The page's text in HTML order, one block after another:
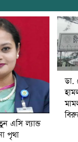
এসি ল্যান্ড
পৃথা
ডা.